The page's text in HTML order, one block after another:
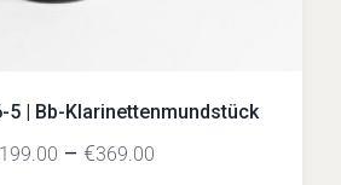
5 | Bb-Klarinettenmundstück
199.00 – €369.00